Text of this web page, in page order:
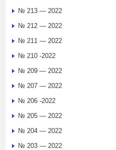
№ 213 — 2022
№ 212 — 2022
№ 211 — 2022
№ 210 -2022
№ 209 — 2022
№ 207 — 2022
№ 206 -2022
№ 205 — 2022
№ 204 — 2022
№ 203 — 2022